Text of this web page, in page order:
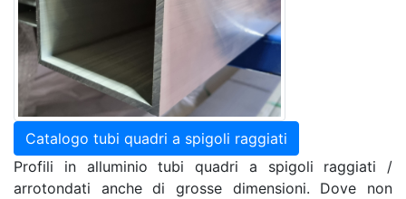
Catalogo tubi quadri a spigoli raggiati
Profili in alluminio tubi quadri a spigoli raggiati /
arrotondati anche di grosse dimensioni. Dove non